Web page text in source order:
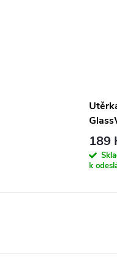
189
k